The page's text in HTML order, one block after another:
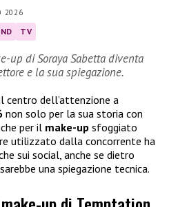
2026
TV
up di Soraya Sabetta diventa
e la sua spiegazione.
centro dell’attenzione a
non solo per la sua storia con
per il make-up sfoggiato
utilizzato dalla concorrente ha
sui social, anche se dietro
una spiegazione tecnica.